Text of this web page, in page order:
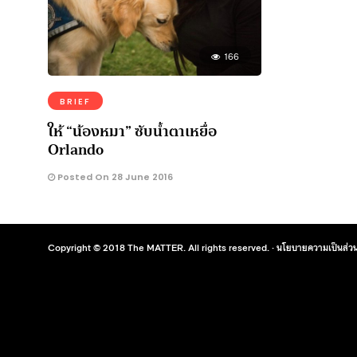
166
BRIEF
ให้ “น้องหมา” ซับน้ำตาเหยื่อ
Orlando
Posted On 28 June 2016
Copyright © 2018 The MATTER. All rights reserved. ·นโยบายความเป็นส่ว